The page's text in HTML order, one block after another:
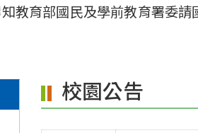
教育部國民及學前教育署委
校園公告